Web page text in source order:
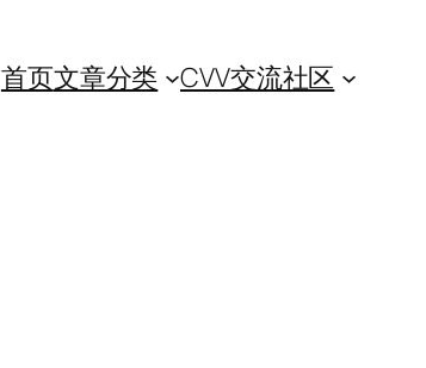
首页文章分类 CVV交流社区